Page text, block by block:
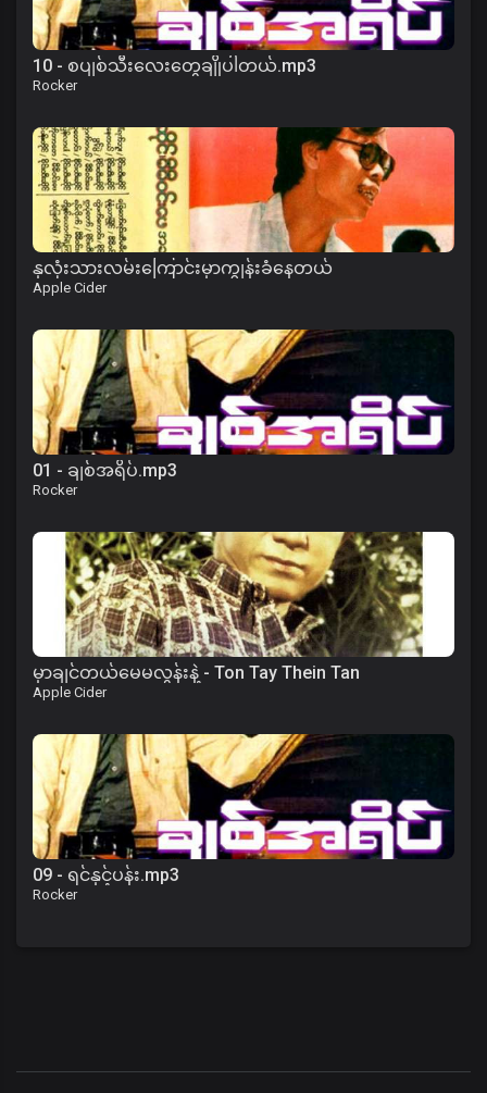
10 - စပျစ်သီးလေးတွေချိုပါတယ်.mp3
Rocker
နှလုံးသားလမ်းကြောင်းမှာကျွန်းခံနေတယ်
Apple Cider
01 - ချစ်အရိပ်.mp3
Rocker
မှာချင်တယ်မေမလွန်းနဲ့ - Ton Tay Thein Tan
Apple Cider
09 - ရင်နှင့်ပန်း.mp3
Rocker